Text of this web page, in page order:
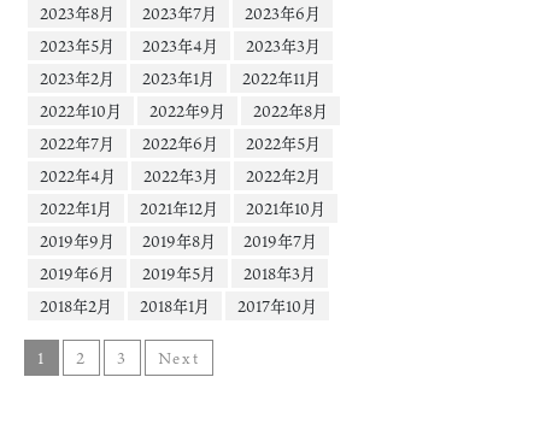
2023年8月
2023年7月
2023年6月
2023年5月
2023年4月
2023年3月
2023年2月
2023年1月
2022年11月
2022年10月
2022年9月
2022年8月
2022年7月
2022年6月
2022年5月
2022年4月
2022年3月
2022年2月
2022年1月
2021年12月
2021年10月
2019年9月
2019年8月
2019年7月
2019年6月
2019年5月
2018年3月
2018年2月
2018年1月 2017年10月
1 2 3 Next